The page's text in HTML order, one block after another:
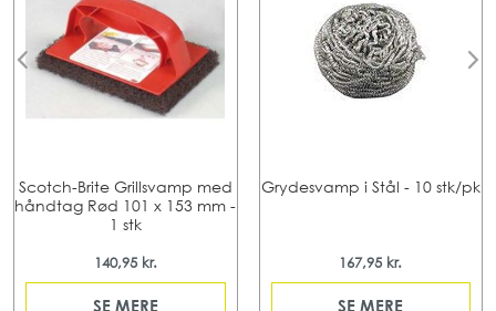
Scotch-Brite Grillsvamp med
håndtag Rød 101 x 153 mm -
1 stk
140,95 kr.
SE MERE
Grydesvamp i Stål - 10 stk/pk
167,95 kr.
SE MERE